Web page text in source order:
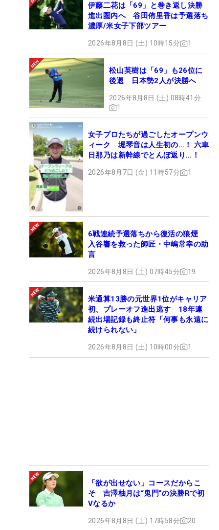
伊藤二花は「69」と巻き返し決勝
進出圏内へ 谷田侑里香は予選落ち
濃厚/米女子下部ツアー
2026年8月8日 (土) 10時15分 1
松山英樹は「69」も26位に
後退 日本勢2人が決勝へ
2026年8月8日 (土) 08時41分
1
女子プロたちが過ごしたオープンウ
ィーク 堀琴音は人生初の…！ 六車
日那乃は新幹線でとんぼ返り…！
2026年8月7日 (金) 11時57分 1
6戦連続予選落ちから復活の狼煙
入谷響を救った師匠・中嶋常幸の助
言
2026年8月8日 (土) 07時45分 19
米通算13勝の元世界1位がキャリア
初、プレーオフ進出逃す 18年連
続出場記録も終止符「何事も永遠に
続けられない」
2026年8月8日 (土) 10時00分 1
「欲が出せない」コースだからこ
そ 吉澤柚月は“鬼門”の決勝Rで初
Vなるか
2026年8月8日 (土) 17時58分 20